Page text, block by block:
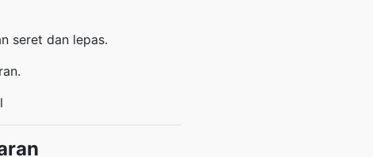
seret dan lepas.